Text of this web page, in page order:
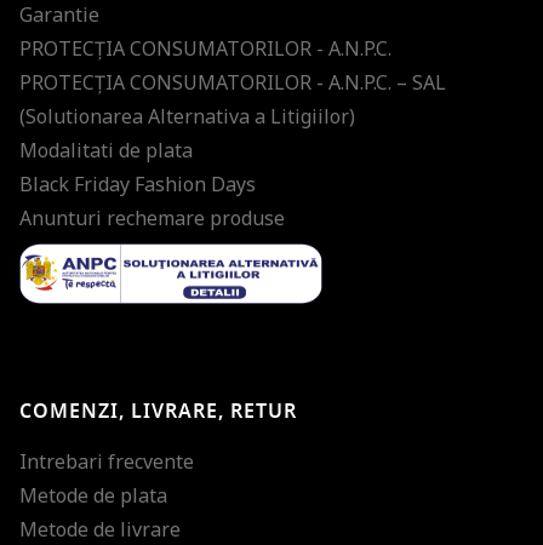
Garantie
PROTECŢIA CONSUMATORILOR - A.N.P.C.
PROTECŢIA CONSUMATORILOR - A.N.P.C. – SAL
(Solutionarea Alternativa a Litigiilor)
Modalitati de plata
Black Friday Fashion Days
Anunturi rechemare produse
COMENZI, LIVRARE, RETUR
Intrebari frecvente
Metode de plata
Metode de livrare